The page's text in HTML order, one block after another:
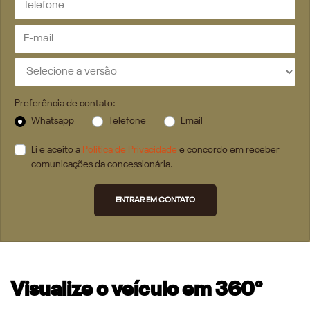
Preferência de contato:
Whatsapp
Telefone Email
Li e aceito a Política de Privacidade e concordo em receber
comunicações da concessionária.
ENTRAR EM CONTATO
Visualize o veículo em 360°